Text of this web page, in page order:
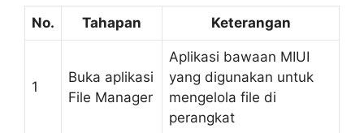
No. Tahapan Keterangan
1
Buka aplikasi
File Manager
Aplikasi bawaan MIUI
yang digunakan untuk
mengelola file di
perangkat